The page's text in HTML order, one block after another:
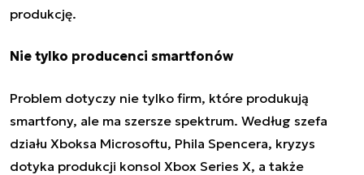
produkcję.
Nie tylko producenci smartfonów
Problem dotyczy nie tylko firm, które produkują
smartfony, ale ma szersze spektrum. Według szefa
działu Xboksa Microsoftu, Phila Spencera, kryzys
dotyka produkcji konsol Xbox Series X, a także